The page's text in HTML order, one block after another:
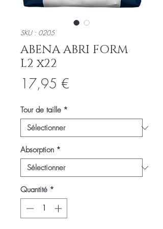
SKU : 0205
ABENA ABRI FORM
L2 x22
17,95 €
Tour de taille *
Absorption *
Quantité *